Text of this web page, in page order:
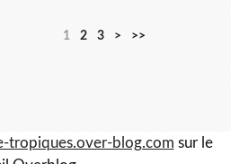
1 2 3 > >>
tropiques.over-blog.com sur le